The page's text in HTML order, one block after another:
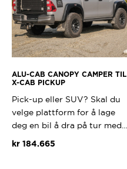
ALU-CAB CANOPY CAMPER TIL
X-CAB PICKUP
Pick-up eller SUV? Skal du
velge plattform for å lage
deg en bil å dra på tur med…
kr184.665